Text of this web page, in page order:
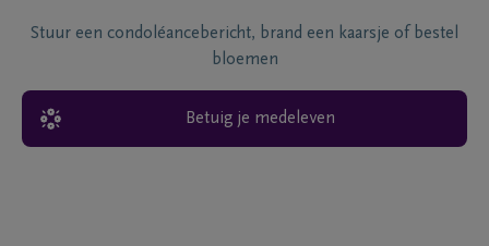
Stuur een condoléancebericht, brand een kaarsje of bestel
bloemen
Betuig je medeleven